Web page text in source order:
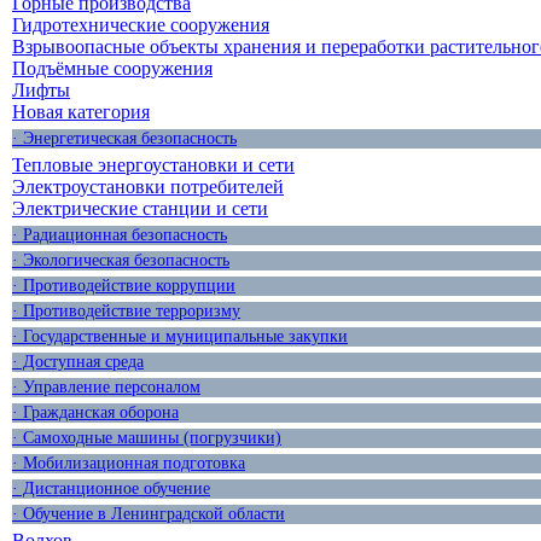
Гидротехнические сооружения
Взрывоопасные объекты хранения и переработки
Подъёмные сооружения
Лифты
Новая категория
· Энергетическая безопасность
Тепловые энергоустановки и сети
Электроустановки потребителей
Электрические станции и сети
· Радиационная безопасность
· Экологическая безопасность
· Противодействие коррупции
· Противодействие терроризму
· Государственные и муниципальные закупки
· Доступная среда
· Управление персоналом
· Гражданская оборона
· Самоходные машины (погрузчики)
· Мобилизационная подготовка
· Дистанционное обучение
· Обучение в Ленинградской области